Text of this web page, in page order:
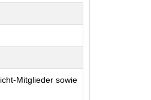
Mitglieder sowie